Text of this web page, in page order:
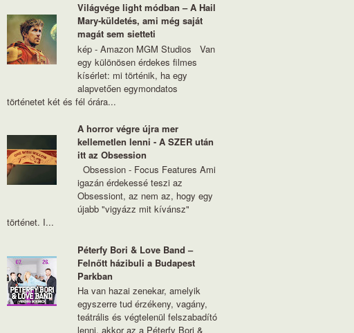
Világvége light módban – A Hail
Mary-küldetés, ami még saját
magát sem sietteti
kép - Amazon MGM Studios Van
egy különösen érdekes filmes
kísérlet: mi történik, ha egy
alapvetően egymondatos
történetet két és fél órára...
A horror végre újra mer
kellemetlen lenni - A SZER után
itt az Obsession
Obsession - Focus Features Ami
igazán érdekessé teszi az
Obsessiont, az nem az, hogy egy
újabb "vigyázz mit kívánsz"
történet. I...
Péterfy Bori & Love Band –
Felnőtt házibuli a Budapest
Parkban
Ha van hazai zenekar, amelyik
egyszerre tud érzékeny, vagány,
teátrális és végtelenül felszabadító
lenni, akkor az a Péterfy Bori &